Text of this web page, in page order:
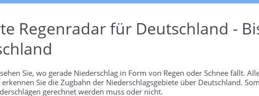
Regenradar für Deutschland -
Sie, wo gerade Niederschlag in Form von Regen oder Schnee fällt.
Sie die Zugbahn der Niederschlagsgebiete über Deutschland.
gerechnet werden muss oder nicht.